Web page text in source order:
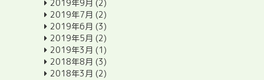
2019年9月 (2)
2019年7月 (2)
2019年6月 (3)
2019年5月 (2)
2019年3月 (1)
2018年8月 (3)
2018年3月 (2)